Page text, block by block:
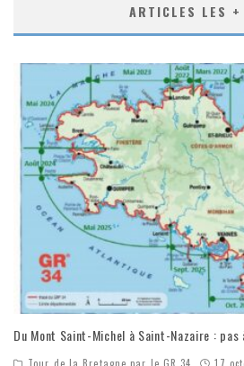
ARTICLES LES +
Du Mont Saint-Michel à Saint-Nazaire :
Tour de la Bretagne par le GR 34 17